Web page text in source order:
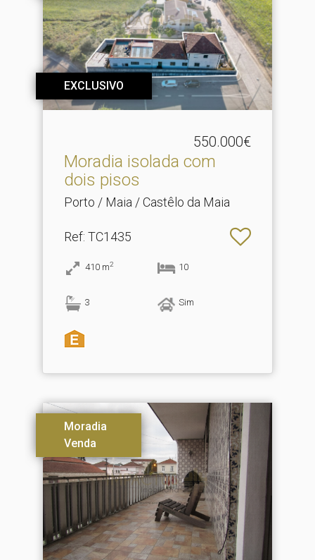
EXCLUSIVO
550.000€
Moradia isolada com
dois pisos
Porto / Maia / Castêlo da Maia
Ref: TC1435
410 m2 10
3 Sim
Moradia
Venda